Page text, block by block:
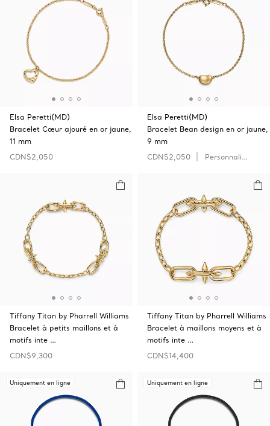
Elsa Peretti(MD)
Bracelet Cœur ajouré en or jaune,
11 mm
CDN$2,050
Elsa Peretti(MD)
Bracelet Bean design en or jaune,
9 mm
CDN$2,050
Personnaliser
Tiffany Titan by Pharrell Williams
Bracelet à petits maillons et à
motifs inte …
CDN$9,300
Tiffany Titan by Pharrell Williams
Bracelet à maillons moyens et à
motifs inte …
CDN$14,400
Uniquement en ligne Uniquement en ligne